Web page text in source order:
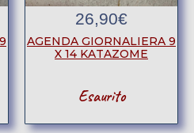
26,90€
AGENDA GIORNALIERA 9
X 14 KATAZOME
Esaurito